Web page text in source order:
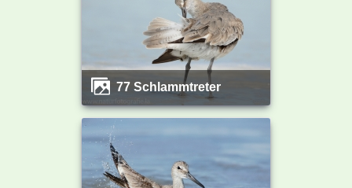
77 Schlammtreter